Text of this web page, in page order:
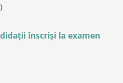
înscrişi la examen